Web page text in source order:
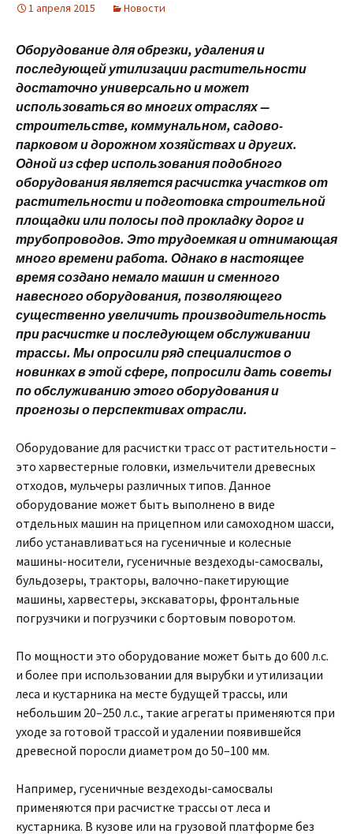
1 апреля 2015 Новости
Оборудование для обрезки, удаления и
последующей утилизации растительности
достаточно универсально и может
использоваться во многих отраслях —
строительстве, коммунальном, садово-
парковом и дорожном хозяйствах и других.
Одной из сфер использования подобного
оборудования является расчистка участков от
растительности и подготовка строительной
площадки или полосы под прокладку дорог и
трубопроводов. Это трудоемкая и отнимающая
много времени работа. Однако в настоящее
время создано немало машин и сменного
навесного оборудования, позволяющего
существенно увеличить производительность
при расчистке и последующем обслуживании
трассы. Мы опросили ряд специалистов о
новинках в этой сфере, попросили дать советы
по обслуживанию этого оборудования и
прогнозы о перспективах отрасли.
Оборудование для расчистки трасс от растительности –
это харвестерные головки, измельчители древесных
отходов, мульчеры различных типов. Данное
оборудование может быть выполнено в виде
отдельных машин на прицепном или самоходном шасси,
либо устанавливаться на гусеничные и колесные
машины-носители, гусеничные вездеходы-самосвалы,
бульдозеры, тракторы, валочно-пакетирующие
машины, харвестеры, экскаваторы, фронтальные
погрузчики и погрузчики с бортовым поворотом.
По мощности это оборудование может быть до 600 л.с.
и более при использовании для вырубки и утилизации
леса и кустарника на месте будущей трассы, или
небольшим 20–250 л.с., такие агрегаты применяются при
уходе за готовой трассой и удалении появившейся
древесной поросли диаметром до 50–100 мм.
Например, гусеничные вездеходы-самосвалы
применяются при расчистке трассы от леса и
кустарника. В кузове или на грузовой платформе без